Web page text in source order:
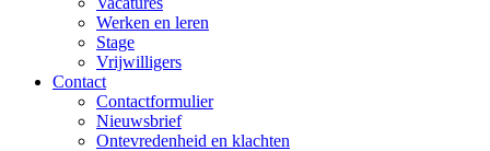
Werken en leren
Stage
Vrijwilligers
Contact
Contactformulier
Nieuwsbrief
Ontevredenheid en klachten